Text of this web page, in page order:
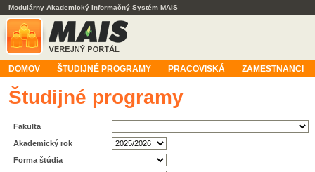
Modulárny Akademický Informačný Systém MAIS
DOMOV ŠTUDIJNÉ PROGRAMY PRACOVISKÁ ZAMESTNANCI
Študijné programy
Fakulta
Akademický rok
Forma štúdia